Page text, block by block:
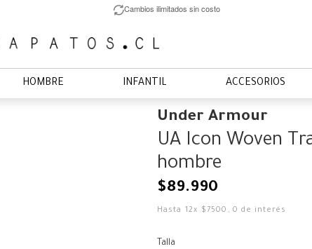
Cambios ilimitados sin costo
HOMBRE INFANTIL ACCESORIOS
Under Armour
UA Icon Woven
hombre
$89.990
Hasta 12x $ 7500 ,0 de interés
Talla